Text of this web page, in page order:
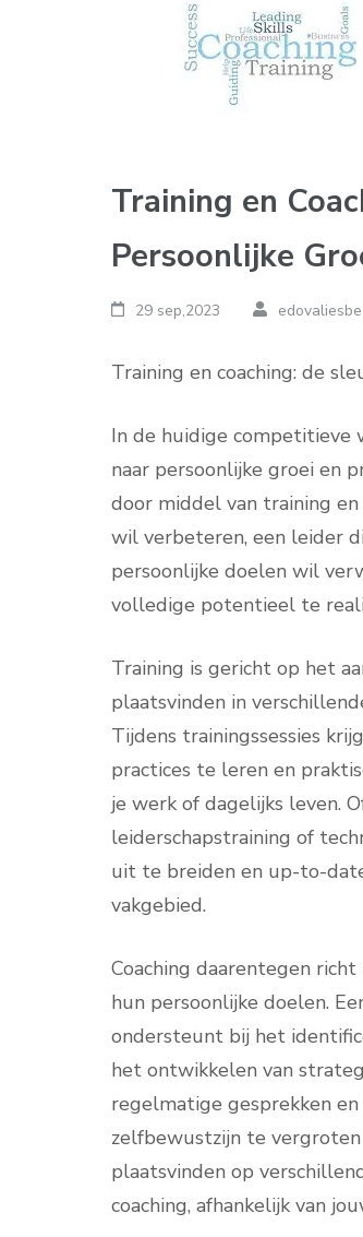
Training en
Persoonlijke
29 sep,2023 edovaliesbe
Training en coaching: de
In de huidige
naar persoonlijke groei en
door middel van training en
wil verbeteren, een leider
persoonlijke doelen wil
volledige potentieel te
Training is gericht op het
plaatsvinden in
Tijdens trainingssessies
practices te leren en
je werk of dagelijks leven.
leiderschapstraining of
uit te breiden en up-to-
vakgebied.
Coaching daarentegen
hun persoonlijke doelen.
ondersteunt bij het
het ontwikkelen van
regelmatige gesprekken
zelfbewustzijn te
plaatsvinden op
coaching, afhankelijk van